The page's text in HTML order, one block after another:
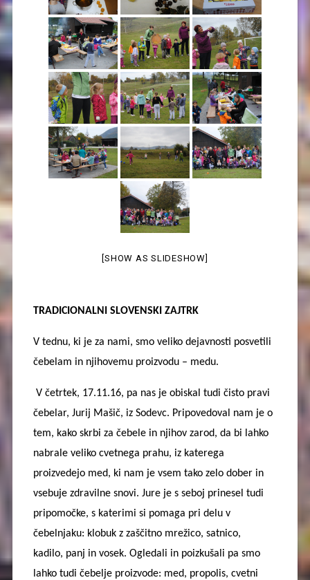
[SHOW AS SLIDESHOW]
TRADICIONALNI SLOVENSKI ZAJTRK
V tednu, ki je za nami, smo veliko dejavnosti posvetili
čebelam in njihovemu proizvodu – medu.
V četrtek, 17.11.16, pa nas je obiskal tudi čisto pravi
čebelar, Jurij Mašič, iz Sodevc. Pripovedoval nam je o
tem, kako skrbi za čebele in njihov zarod, da bi lahko
nabrale veliko cvetnega prahu, iz katerega
proizvedejo med, ki nam je vsem tako zelo dober in
vsebuje zdravilne snovi. Jure je s seboj prinesel tudi
pripomočke, s katerimi si pomaga pri delu v
čebelnjaku: klobuk z zaščitno mrežico, satnico,
kadilo, panj in vosek. Ogledali in poizkušali pa smo
lahko tudi čebelje proizvode: med, propolis, cvetni